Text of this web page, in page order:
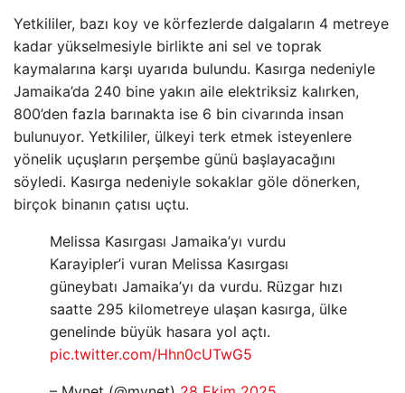
Yetkililer, bazı koy ve körfezlerde dalgaların 4 metreye
kadar yükselmesiyle birlikte ani sel ve toprak
kaymalarına karşı uyarıda bulundu. Kasırga nedeniyle
Jamaika’da 240 bine yakın aile elektriksiz kalırken,
800’den fazla barınakta ise 6 bin civarında insan
bulunuyor. Yetkililer, ülkeyi terk etmek isteyenlere
yönelik uçuşların perşembe günü başlayacağını
söyledi. Kasırga nedeniyle sokaklar göle dönerken,
birçok binanın çatısı uçtu.
Melissa Kasırgası Jamaika’yı vurdu
Karayipler’i vuran Melissa Kasırgası
güneybatı Jamaika’yı da vurdu. Rüzgar hızı
saatte 295 kilometreye ulaşan kasırga, ülke
genelinde büyük hasara yol açtı.
pic.twitter.com/Hhn0cUTwG5